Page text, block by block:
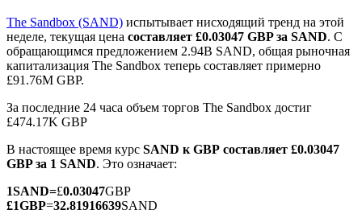
Фьючерсы на COIN-M
Криптовалютные фьючерсы
Деривативы на акции, форекс, драгоценные металлы и
сырьевые товары
The Sandbox (SAND) испытывает нисходящий тренд на этой
неделе, текущая цена составляет £0.03047 GBP за SAND. С
обращающимся предложением 2.94B SAND, общая рыночная
капитализация The Sandbox теперь составляет примерно
£91.76M GBP.
За последние 24 часа объем торгов The Sandbox достиг
£474.17K GBP
В настоящее время курс SAND к GBP составляет £0.03047
GBP за 1 SAND. Это означает:
1SAND=£0.03047GBP
£1GBP=32.81916639SAND